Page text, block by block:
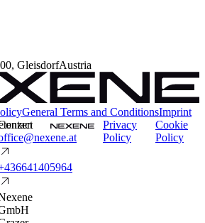
, GleisdorfAustria
General Terms and ConditionsImprint
ffice@nexene.at
436641405964
Privacy
Policy
Cookie
Policy